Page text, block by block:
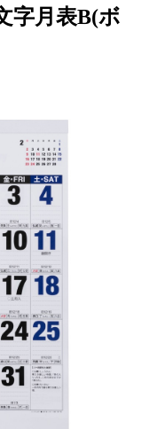
字月表B(ボ
いデザインで